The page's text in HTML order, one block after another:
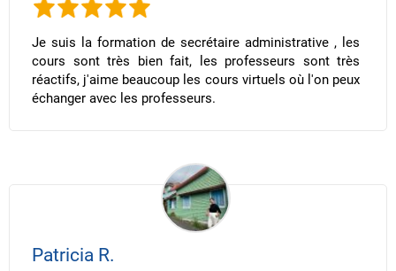
Je suis la formation de secrétaire administrative , les
cours sont très bien fait, les professeurs sont très
réactifs, j'aime beaucoup les cours virtuels où l'on peux
échanger avec les professeurs.
Patricia R.